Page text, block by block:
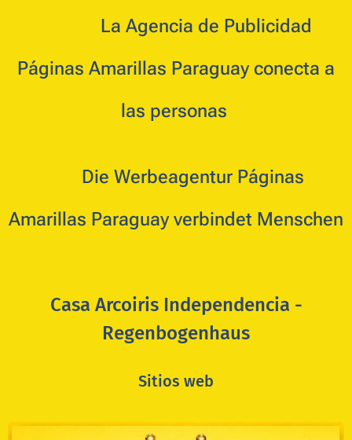
La Agencia de Publicidad
Páginas Amarillas Paraguay conecta a
las personas
Die Werbeagentur Páginas
Amarillas Paraguay verbindet Menschen
Casa Arcoiris Independencia -
Regenbogenhaus
Sitios web